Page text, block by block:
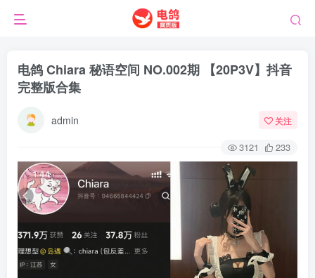
电鸽 Chiara 秘语空间 NO.002期 【20P3V】抖音
完整版合集
admin 关注
3121 233